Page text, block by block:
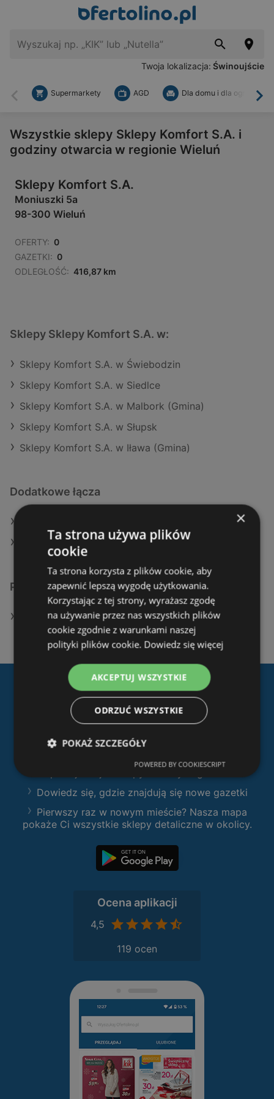
Twoja lokalizacja: Świnoujście
Wstecz
Supermarkety AGD Dla domu i dla ogrodu
Wszystkie sklepy Sklepy Komfort S.A. i
godziny otwarcia w regionie Wieluń
Sklepy Komfort S.A.
Moniuszki 5a
98-300 Wieluń
OFERTY: 0
GAZETKI: 0
ODLEGŁOŚĆ: 416,87 km
Sklepy Sklepy Komfort S.A. w:
Sklepy Komfort S.A. w Świebodzin
Sklepy Komfort S.A. w Siedlce
Sklepy Komfort S.A. w Malbork (Gmina)
Sklepy Komfort S.A. w Słupsk
Sklepy Komfort S.A. w Iława (Gmina)
Dodatkowe łącza
Aktualne gazetki JYSK
Podobne sklepy detaliczne
Oferty JYSK
Pobierz naszą aplikację
Ofertolino.pl
Filtruj sklepy według kategorii i przeglądaj
Dowiedz się, gdzie znajdują się nowe gazetki
Pierwszy raz w nowym mieście? Nasza mapa
pokaże Ci wszystkie sklepy detaliczne w okolicy.
Ocena aplikacji
4,5
119 ocen
×
Ta strona używa plików
cookie
Ta strona korzysta z plików cookie, aby
zapewnić lepszą wygodę użytkowania.
Korzystając z tej strony, wyrażasz zgodę
na używanie przez nas wszystkich plików
cookie zgodnie z warunkami naszej
polityki plików cookie. Dowiedz się więcej
AKCEPTUJ WSZYSTKIE
ODRZUĆ WSZYSTKIE
POKAŻ SZCZEGÓŁY
POWERED BY COOKIESCRIPT